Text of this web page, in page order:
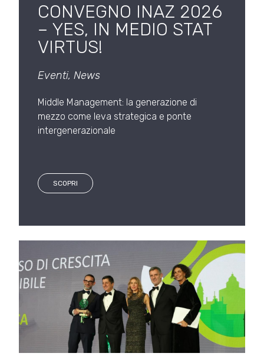
CONVEGNO INAZ 2026
– YES, IN MEDIO STAT
VIRTUS!
Eventi, News
Middle Management: la generazione di
mezzo come leva strategica e ponte
intergenerazionale
SCOPRI